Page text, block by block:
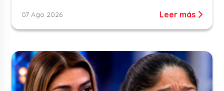
07 Ago 2026 Leer más